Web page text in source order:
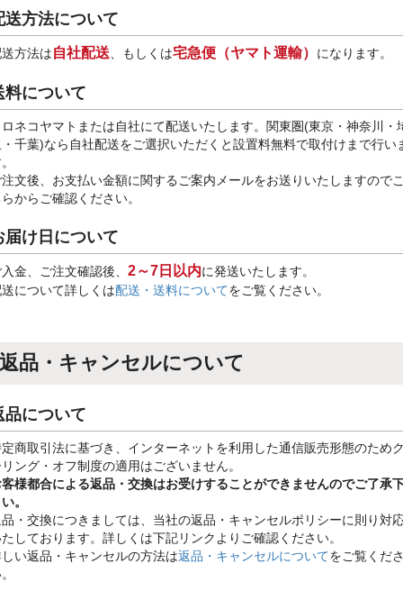
送方法について
方法は自社配送、もしくは宅急便（ヤマト運輸） になります。
料について
ネコヤマトまたは自社にて配送いたします。関東圏(東京・神奈川・
千葉)なら自社配送をご選択いただくと設置料無料で取付けまで行い
文後、お支払い金額に関するご案内メールをお送りいたしますので
からご確認ください。
届け日について
金、ご注文確認後、 2～7日以内に発送いたします。
について詳しくは配送・送料についてをご覧ください。
返品・キャンセルについて
品について
商取引法に基づき、インターネットを利用した通信販売形態のため
ング・オフ制度の適用はございません。
様都合による返品・交換はお受けすることができませんのでご了承
。
・交換につきましては、当社の返品・キャンセルポリシーに則り対
しております。詳しくは下記リンクよりご確認ください。
い返品・キャンセルの方法は返品・キャンセルについてをご覧くだ